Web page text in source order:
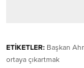
ETİKETLER: Başkan
ortaya çıkartmak